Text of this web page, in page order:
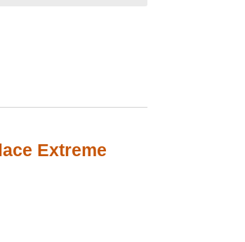
Extreme